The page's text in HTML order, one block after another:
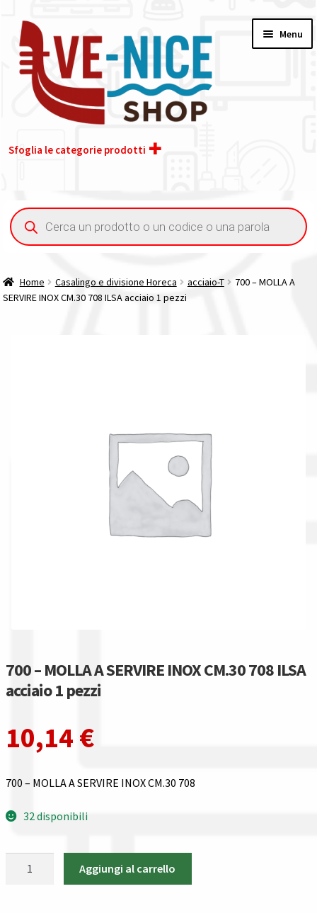
alla
navigazione
contenuto
Menu
Sfoglia le categorie prodotti
Chi siamo
Il nostro gruppo acquisti
Assicurazione integrativa Garanzia3
Pagamenti
Confronta
Confronta
Riepilogo ordine
Ricerca
prodotti
Home Casalingo e divisione Horeca acciaio-T
700 – MOLLA A
SERVIRE INOX CM.30 708 ILSA acciaio 1 pezzi
700 – MOLLA A SERVIRE INOX CM.30 708 ILSA
acciaio 1 pezzi
10,14 €
700 – MOLLA A SERVIRE INOX CM.30 708
32 disponibili
Aggiungi al carrello